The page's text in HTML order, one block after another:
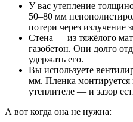
У вас утепление
50–80 мм
потери через излучение
Стена — из тяжёлого
газобетон. Они долго
удержать его.
Вы используете
мм. Пленка монтируется
утеплителе — и зазор
А вот когда она не нужна: